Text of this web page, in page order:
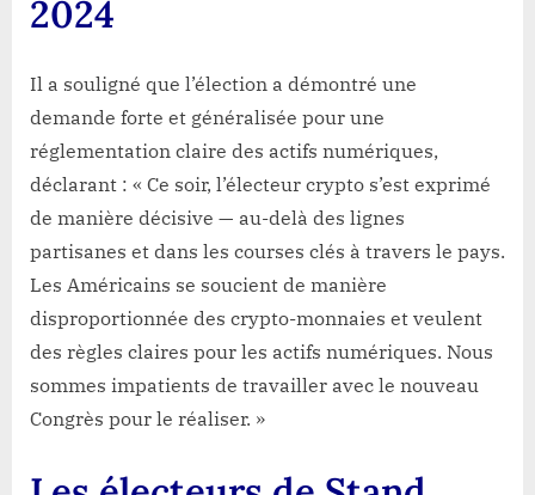
2024
Il a souligné que l’élection a démontré une
demande forte et généralisée pour une
réglementation claire des actifs numériques,
déclarant : « Ce soir, l’électeur crypto s’est exprimé
de manière décisive — au-delà des lignes
partisanes et dans les courses clés à travers le pays.
Les Américains se soucient de manière
disproportionnée des crypto-monnaies et veulent
des règles claires pour les actifs numériques. Nous
sommes impatients de travailler avec le nouveau
Congrès pour le réaliser. »